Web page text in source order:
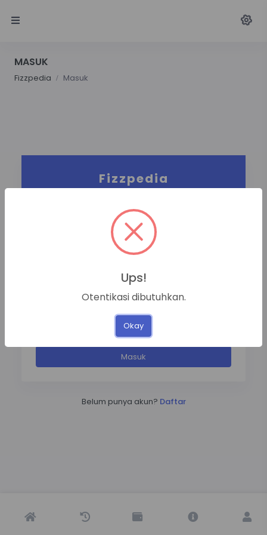
MASUK
Fizzpedia Masuk
Fizzpedia
Masuk
Belum punya akun? Daftar
Ups!
Otentikasi dibutuhkan.
Okay